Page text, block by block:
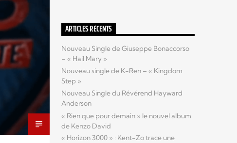
ARTICLES RÉCENTS
Nouveau Single de Giuseppe Bonaccorso
– « Hail Mary »
Nouveau single de K-Ren – « Kingdom
Step »
Nouveau Single du Révérend Hayward
Anderson
« Rien que pour demain » le nouvel album
de Kenzo David
« Horizon 3000 » : Kent-Zo trace une